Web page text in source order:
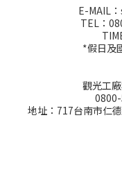
E-MAIL
TEL：
*假日及
觀光工
地址：717台南市仁